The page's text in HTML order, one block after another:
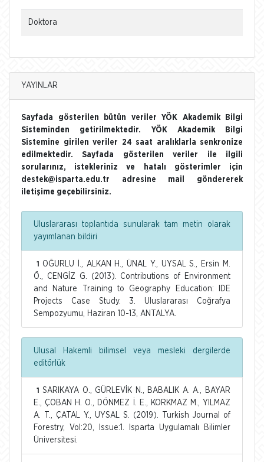
Doktora
YAYINLAR
Sayfada gösterilen bütün veriler YÖK Akademik Bilgi
Sisteminden getirilmektedir. YÖK Akademik Bilgi
Sistemine girilen veriler 24 saat aralıklarla senkronize
edilmektedir. Sayfada gösterilen veriler ile ilgili
sorularınız, istekleriniz ve hatalı gösterimler için
destek@isparta.edu.tr adresine mail göndererek
iletişime geçebilirsiniz.
Uluslararası toplantıda sunularak tam metin olarak
yayımlanan bildiri
1
OĞURLU İ., ALKAN H., ÜNAL Y., UYSAL S., Ersin M.
Ö., CENGİZ G. (2013). Contributions of Environment
and Nature Training to Geography Education: IDE
Projects Case Study. 3. Uluslararası Coğrafya
Sempozyumu, Haziran 10-13, ANTALYA.
Ulusal Hakemli bilimsel veya mesleki dergilerde
editörlük
1
SARIKAYA O., GÜRLEVİK N., BABALIK A. A., BAYAR
E., ÇOBAN H. O., DÖNMEZ İ. E., KORKMAZ M., YILMAZ
A. T., ÇATAL Y., UYSAL S. (2019). Turkish Journal of
Forestry, Vol:20, Issue:1. Isparta Uygulamalı Bilimler
Üniversitesi.